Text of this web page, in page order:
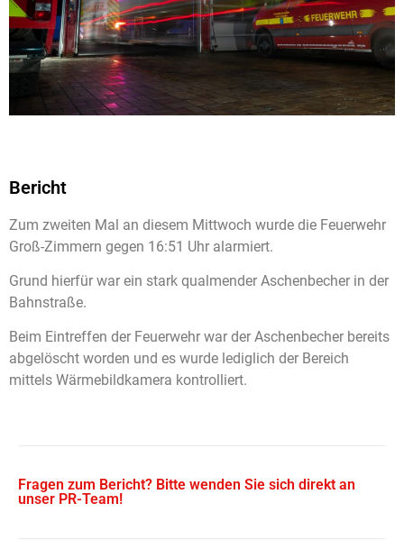
Bericht
Zum zweiten Mal an diesem Mittwoch wurde die Feuerwehr
Groß-Zimmern gegen 16:51 Uhr alarmiert.
Grund hierfür war ein stark qualmender Aschenbecher in der
Bahnstraße.
Beim Eintreffen der Feuerwehr war der Aschenbecher bereits
abgelöscht worden und es wurde lediglich der Bereich
mittels Wärmebildkamera kontrolliert.
Fragen zum Bericht? Bitte wenden Sie sich direkt an
unser PR-Team!